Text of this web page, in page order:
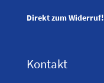
Direkt zum Widerruf!
Kontakt